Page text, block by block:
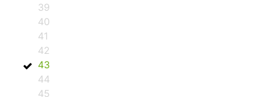
39
40
41
42
43
44
45